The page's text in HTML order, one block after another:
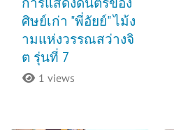
ศิษย์เก่า "พี่อัยย์" ไม้ง
ามแห่งวรรณสว่างจิ
ต รุ่นที่ 7
1 views